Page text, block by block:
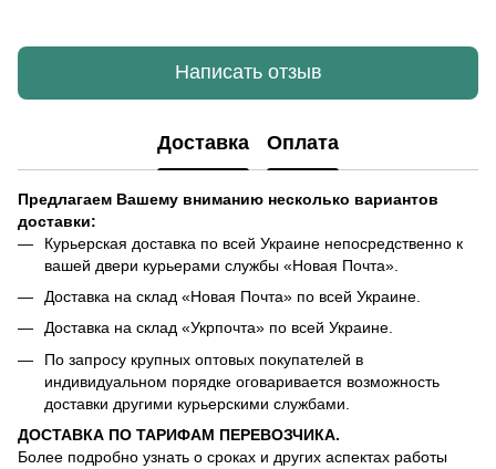
Написать отзыв
Доставка Оплата
Предлагаем Вашему вниманию несколько вариантов
доставки:
Курьерская доставка по всей Украине непосредственно к
вашей двери курьерами службы «Новая Почта».
Доставка на склад «Новая Почта» по всей Украине.
Доставка на склад «Укрпочта» по всей Украине.
По запросу крупных оптовых покупателей в
индивидуальном порядке оговаривается возможность
доставки другими курьерскими службами.
ДОСТАВКА ПО ТАРИФАМ ПЕРЕВОЗЧИКА.
Более подробно узнать о сроках и других аспектах работы